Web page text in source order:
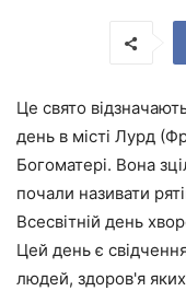
Це свято
день в місті Лурд
Богоматері. Вона
почали називати
Всесвітній день
Цей день є
людей, здоров'я